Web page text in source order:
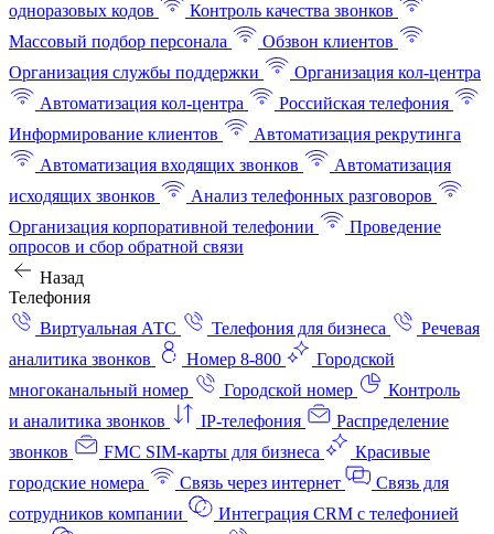
одноразовых кодов
Контроль качества звонков
Массовый подбор персонала
Обзвон клиентов
Организация службы поддержки
Организация кол-центра
Автоматизация кол-центра
Российская телефония
Информирование клиентов
Автоматизация рекрутинга
Автоматизация входящих звонков
Автоматизация
исходящих звонков
Анализ телефонных разговоров
Организация корпоративной телефонии
Проведение
опросов и сбор обратной связи
Назад
Телефония
Виртуальная АТС
Телефония для бизнеса
Речевая
аналитика звонков
Номер 8-800
Городской
многоканальный номер
Городской номер
Контроль
и аналитика звонков
IP-телефония
Распределение
звонков
FMC SIM-карты для бизнеса
Красивые
городские номера
Связь через интернет
Связь для
сотрудников компании
Интеграция CRM с телефонией